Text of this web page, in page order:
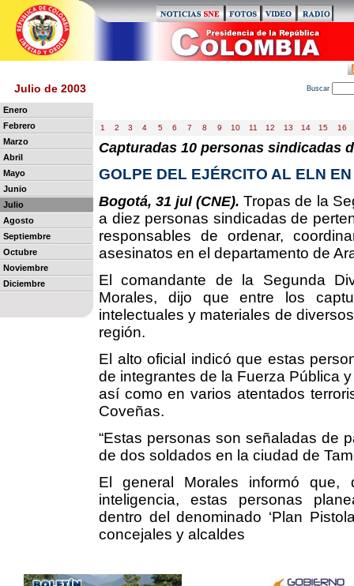
Julio de 2003 Buscar
Enero
Febrero
Marzo
Abril
Mayo
Junio
Julio
Agosto
Septiembre
Octubre
Noviembre
Diciembre
1 2 3 4 5 6 7 8 9 10 11 12 13 14 15 16
Capturadas 10 personas sindicadas
GOLPE DEL EJÉRCITO AL ELN
Bogotá, 31 jul (CNE). Tropas de la
a diez personas sindicadas de
responsables de ordenar,
asesinatos en el departamento de
El comandante de la Segunda
Morales, dijo que entre los
intelectuales y materiales de
región.
El alto oficial indicó que estas
de integrantes de la Fuerza Pública
así como en varios atentados
Coveñas.
“Estas personas son señaladas de
de dos soldados en la ciudad de
El general Morales informó
inteligencia, estas personas
dentro del denominado ‘Plan
concejales y alcaldes